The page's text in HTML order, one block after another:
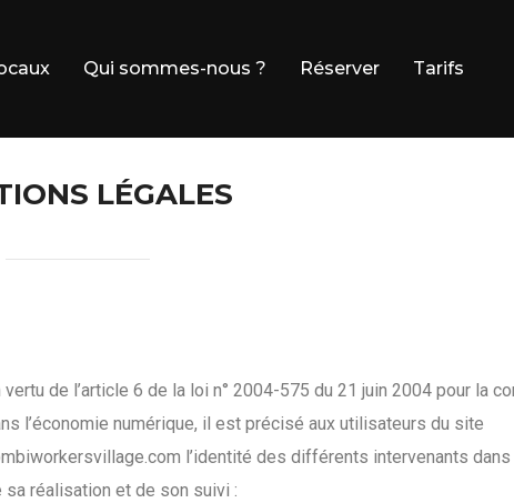
Qui sommes-nous ? Réserver Tarifs
LÉGALES
vertu de l’article 6 de la loi n° 2004-575 du 21 juin 2004 pour la
l’économie numérique, il est précisé aux utilisateurs du site
l’identité des différents intervenants dans
sa réalisation et de son suivi :